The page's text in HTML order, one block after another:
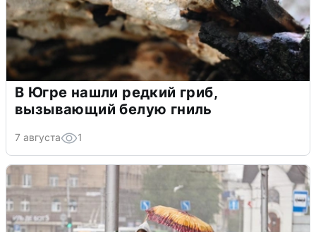
В Югре нашли редкий гриб,
вызывающий белую гниль
7 августа 1